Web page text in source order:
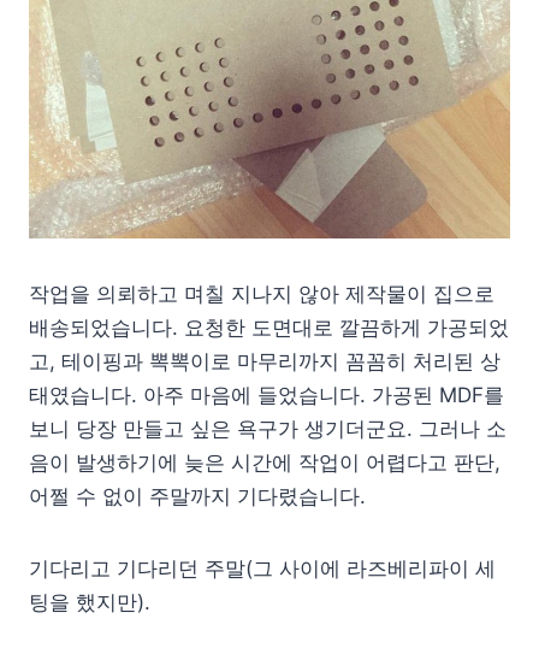
작업을 의뢰하고 며칠 지나지 않아 제작물이 집으로
배송되었습니다. 요청한 도면대로 깔끔하게 가공되었
고, 테이핑과 뽁뽁이로 마무리까지 꼼꼼히 처리된 상
태였습니다. 아주 마음에 들었습니다. 가공된 MDF를
보니 당장 만들고 싶은 욕구가 생기더군요. 그러나 소
음이 발생하기에 늦은 시간에 작업이 어렵다고 판단,
어쩔 수 없이 주말까지 기다렸습니다.
기다리고 기다리던 주말(그 사이에 라즈베리파이 세
팅을 했지만).